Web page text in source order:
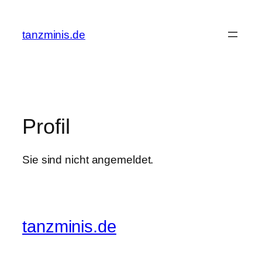
springen
tanzminis.de
Profil
Sie sind nicht angemeldet.
tanzminis.de